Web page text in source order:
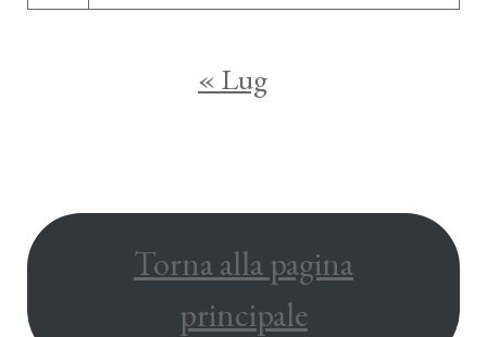
« Lug
Torna alla pagina
principale